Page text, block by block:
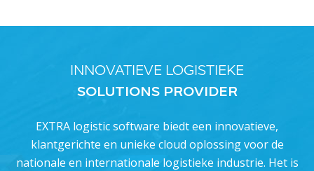
INNOVATIEVE LOGISTIEKE
SOLUTIONS PROVIDER
EXTRA logistic software biedt een innovatieve,
klantgerichte en unieke cloud oplossing voor de
nationale en internationale logistieke industrie. Het is